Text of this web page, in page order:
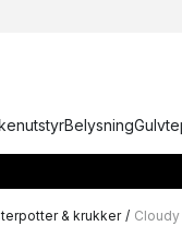
Belysning
& krukker /